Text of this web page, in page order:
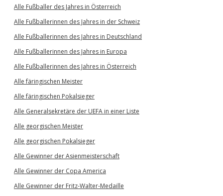
Alle Fußballer des Jahres in Österreich
Alle Fußballerinnen des Jahres in der Schweiz
Alle Fußballerinnen des Jahres in Deutschland
Alle Fußballerinnen des Jahres in Europa
Alle Fußballerinnen des Jahres in Österreich
Alle färingischen Meister
Alle färingischen Pokalsieger
Alle Generalsekretäre der UEFA in einer Liste
Alle georgischen Meister
Alle georgischen Pokalsieger
Alle Gewinner der Asienmeisterschaft
Alle Gewinner der Copa America
Alle Gewinner der Fritz-Walter-Medaille